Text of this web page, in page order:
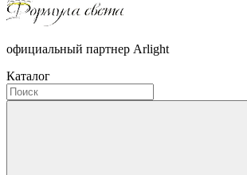
официальный партнер Arlight
Каталог